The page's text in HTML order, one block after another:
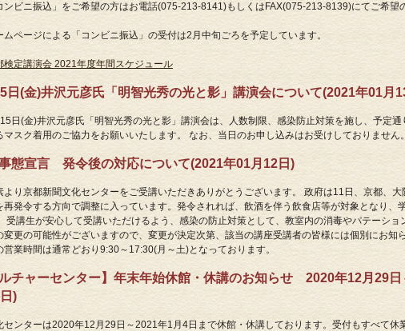
ンビニ振込」をご希望の方はお電話(075-213-8141)もしくはFAX(075-213-8139)にてご希
ムページによる「コンビニ振込」の受付は2月中旬ごろを予定しています。
検定講演会 2021年度年間スケジュール
日(金)井沢元彦氏「明智光秀の光と影」講演会について(2021年01月
日(金)井沢元彦氏「明智光秀の光と影」講演会は、人数制限、感染防止対策を施し、予定
マスク着用のご協力をお願いいたします。 なお、当日のお申し込みはお受けしておりません
態宣言 発令後の対応について(2021年01月12日)
より京都新聞文化センターをご受講いただきありがとうございます。 政府は11日、京都、
再発令する方向で調整に入っています。発令されれば、飲酒を伴う飲食店等が対象となり
受講生が安心して受講いただけるよう、感染の防止対策として、教室内の消毒やパテーシ
変更の可能性がございますので、変更が決定次第、該当の講座受講者の皆様には個別にお
営業時間は通常どおり9:30～17:30(月～土)となっております。
ルチャーセンター】年末年始休館・休講のお知らせ 2020年12月29
)
センターは2020年12月29日～2021年1月4日まで休館・休講しております。受付もすべて